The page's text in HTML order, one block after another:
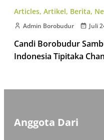
Articles, Artikel, Berita,
Admin Borobudur Juli
Candi Borobudur
Indonesia Tipitaka
Anggota Dari